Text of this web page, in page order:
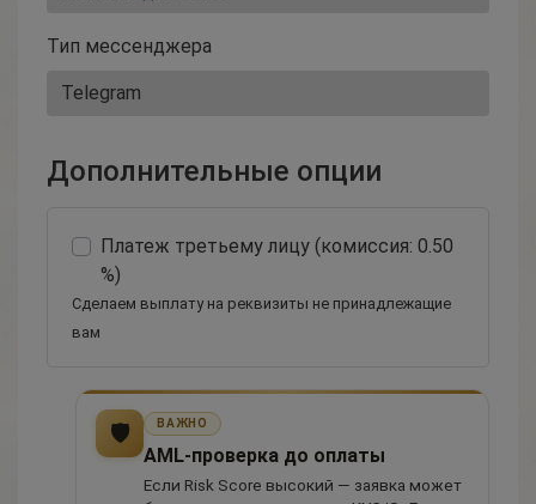
Тип мессенджера
Дополнительные опции
Платеж третьему лицу (комиссия: 0.50
%)
Сделаем выплату на реквизиты не принадлежащие
вам
🛡 ВАЖНО
AML-проверка до оплаты
Если Risk Score высокий — заявка может